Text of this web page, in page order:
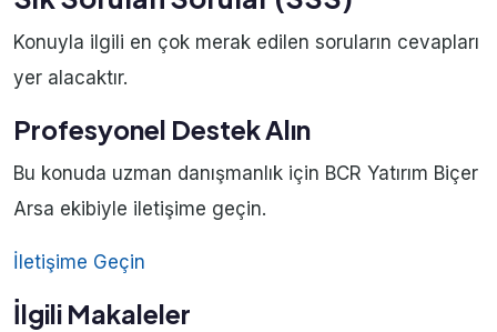
Konuyla ilgili en çok merak edilen soruların cevapları
yer alacaktır.
Profesyonel Destek Alın
Bu konuda uzman danışmanlık için BCR Yatırım Biçer
Arsa ekibiyle iletişime geçin.
İletişime Geçin
İlgili Makaleler